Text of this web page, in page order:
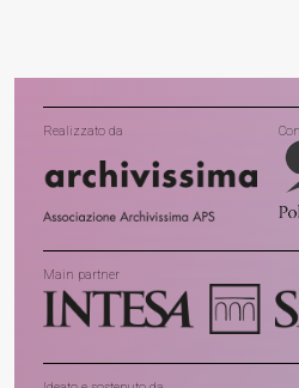
Realizzato da Con
Main partner